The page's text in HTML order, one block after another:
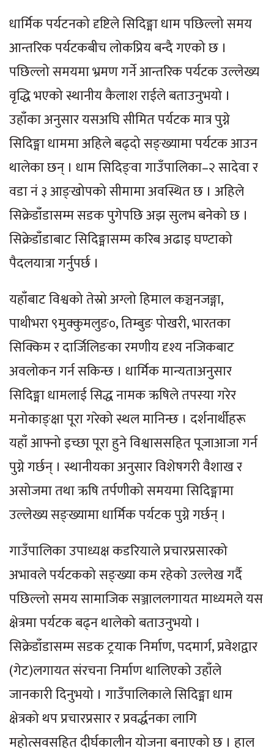
धार्मिक पर्यटनको दृष्टिले सिदिङ्मा धाम पछिल्लो समय
आन्तरिक पर्यटकबीच लोकप्रिय बन्दै गएको छ ।
पछिल्लो समयमा भ्रमण गर्ने आन्तरिक पर्यटक उल्लेख्य
वृद्धि भएको स्थानीय कैलाश राईले बताउनुभयो ।
उहाँका अनुसार यसअघि सीमित पर्यटक मात्र पुग्ने
सिदिङ्मा धाममा अहिले बढ्दो सङ्ख्यामा पर्यटक आउन
थालेका छन् । धाम सिदिङ्वा गाउँपालिका–२ सादेवा र
वडा नं ३ आङ्खोपको सीमामा अवस्थित छ । अहिले
सिक्रेडाँडासम्म सडक पुगेपछि अझ सुलभ बनेको छ ।
सिक्रेडाँडाबाट सिदिङ्मासम्म करिब अढाइ घण्टाको
पैदलयात्रा गर्नुपर्छ ।
यहाँबाट विश्वको तेस्रो अग्लो हिमाल कञ्चनजङ्गा,
पाथीभरा ९मुक्कुमलुङ०, तिम्बुङ पोखरी, भारतका
सिक्किम र दार्जिलिङका रमणीय दृश्य नजिकबाट
अवलोकन गर्न सकिन्छ । धार्मिक मान्यताअनुसार
सिदिङ्मा धामलाई सिद्ध नामक ऋषिले तपस्या गरेर
मनोकाङ्क्षा पूरा गरेको स्थल मानिन्छ । दर्शनार्थीहरू
यहाँ आफ्नो इच्छा पूरा हुने विश्वाससहित पूजाआजा गर्न
पुग्ने गर्छन् । स्थानीयका अनुसार विशेषगरी वैशाख र
असोजमा तथा ऋषि तर्पणीको समयमा सिदिङ्मामा
उल्लेख्य सङ्ख्यामा धार्मिक पर्यटक पुग्ने गर्छन् ।
गाउँपालिका उपाध्यक्ष कडरियाले प्रचारप्रसारको
अभावले पर्यटकको सङ्ख्या कम रहेको उल्लेख गर्दै
पछिल्लो समय सामाजिक सञ्जाललगायत माध्यमले यस
क्षेत्रमा पर्यटक बढ्न थालेको बताउनुभयो ।
सिक्रेडाँडासम्म सडक ट्रयाक निर्माण, पदमार्ग, प्रवेशद्वार
(गेट)लगायत संरचना निर्माण थालिएको उहाँले
जानकारी दिनुभयो । गाउँपालिकाले सिदिङ्मा धाम
क्षेत्रको थप प्रचारप्रसार र प्रवर्द्धनका लागि
महोत्सवसहित दीर्घकालीन योजना बनाएको छ । हाल